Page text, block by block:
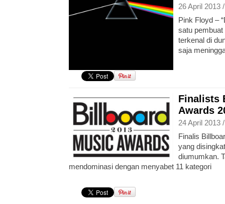
26 April 2013
Pink Floyd –
satu
terkenal di
saja
Finalists
Awards
24 April 2013
Finalis
yang
diumumkan.
mendominasi dengan menyabet 11 kategori